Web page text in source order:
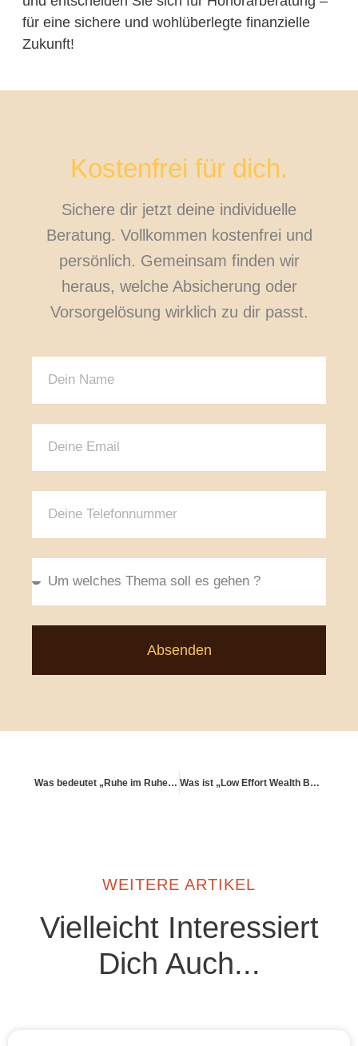
für eine sichere und wohlüberlegte finanzielle
Zukunft!
Kostenfrei für dich.
Sichere dir jetzt deine individuelle
Beratung. Vollkommen kostenfrei und
persönlich. Gemeinsam finden wir
heraus, welche Absicherung oder
Vorsorgelösung wirklich zu dir passt.
Absenden
Was bedeutet „Ruhe im Ruhestand“? Was ist „Low Effort Wealth Building“?
WEITERE ARTIKEL
Vielleicht Interessiert
Dich Auch...